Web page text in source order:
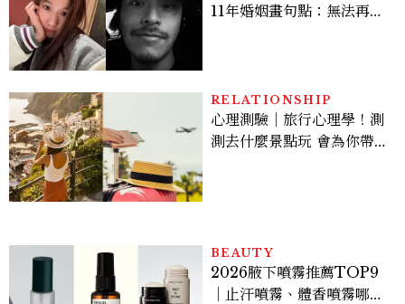
11年婚姻畫句點：無法再做
RELATIONSHIP
心理測驗｜旅行心理學！測
測去什麼景點玩 會為你帶來
BEAUTY
2026腋下噴霧推薦TOP9
｜止汗噴霧、體香噴霧哪款